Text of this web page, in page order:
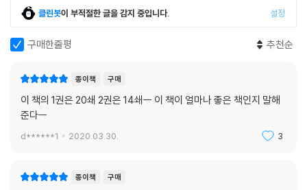
나 골라 들어봐도 나오는 동사의 대부분이 여기에 속한다. 또 동사만큼 중
요한 부분을 차지하는 전치사는 아예 거들떠보지도 않는다. 전치사는 원어
민에게는 동사의 방향을 정하는 나침반과 같다. 움직임이 어디서 시작되는
직임이 일어나는 곳은 어디인지(on, in, under, up, down, over, abov
있는지 (Neo in the room, out of the room, on the roof) 설명해준
다. 그러나 동사와 전치사는 불가분의 관계에 있다. <동사를 알면…>은 이
가장 중요한 말의 고리들을 원어민이 머릿속에 담고 있는 그림에 되도록
클린봇이 부적절한 글을 감지 중입니다. 설정
구매한줄평 추천순
종이책 구매
이 책의 1권은 20쇄 2권은 14쇄ㅡ 이 책이 얼마나 좋은 책인지 말해
준다ㅡ
d******1 2020.03.30. 3
종이책 구매